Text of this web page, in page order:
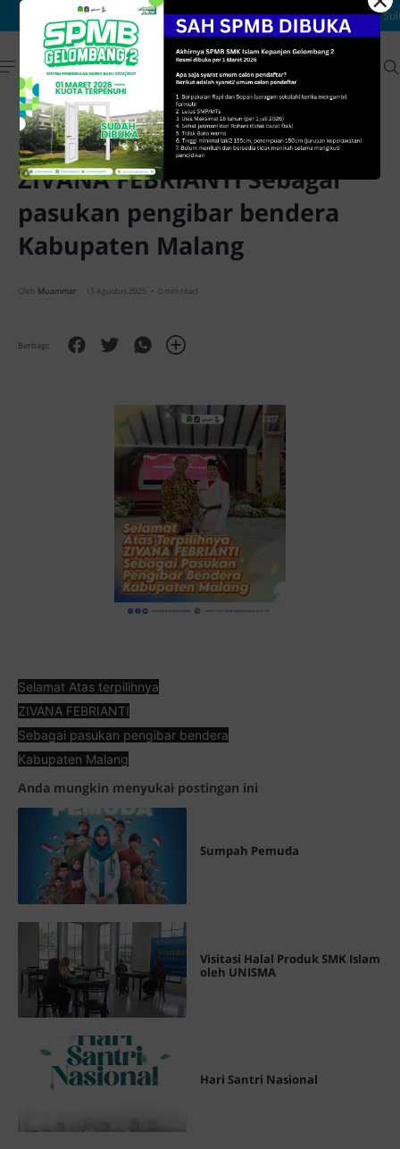
Selamat Atas terpilihnya
ZIVANA FEBRIANTI Sebagai
pasukan pengibar bendera
Kabupaten Malang
0 min read
Selamat Atas terpilihnya
ZIVANA FEBRIANTI
Sebagai pasukan pengibar bendera
Kabupaten Malang
Anda mungkin menyukai postingan ini
Sumpah Pemuda
Visitasi Halal Produk SMK Islam
oleh UNISMA
Hari Santri Nasional